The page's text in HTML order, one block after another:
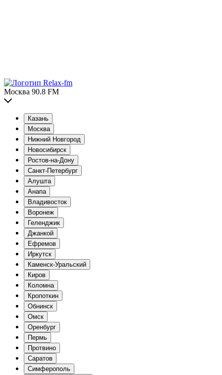
Москва 90.8 FM
Казань
Москва
Нижний Новгород
Новосибирск
Ростов-на-Дону
Санкт-Петербург
Алушта
Анапа
Владивосток
Воронеж
Геленджик
Джанкой
Ефремов
Иркутск
Каменск-Уральский
Киров
Коломна
Кропоткин
Обнинск
Омск
Оренбург
Пермь
Протвино
Саратов
Симферополь